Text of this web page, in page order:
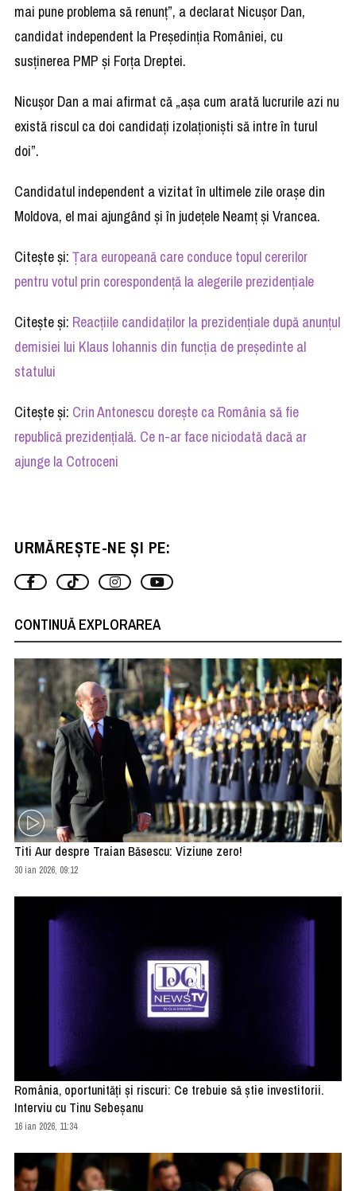
mai pune problema să renunţ”, a declarat Nicuşor Dan,
candidat independent la Preşedinţia României, cu
susţinerea PMP şi Forţa Dreptei.
Nicuşor Dan a mai afirmat că „aşa cum arată lucrurile azi nu
există riscul ca doi candidaţi izolaţionişti să intre în turul
doi”.
Candidatul independent a vizitat în ultimele zile oraşe din
Moldova, el mai ajungând şi în judeţele Neamţ şi Vrancea.
Citește și:Țara europeană care conduce topul cererilor
pentru votul prin corespondență la alegerile prezidențiale
Citește și: Reacțiile candidaților la prezidențiale după anunțul
demisiei lui Klaus Iohannis din funcția de președinte al
statului
Citește și: Crin Antonescu dorește ca România să fie
republică prezidențială. Ce n-ar face niciodată dacă ar
ajunge la Cotroceni
URMĂREȘTE-NE ȘI PE:
CONTINUĂ EXPLORAREA
Titi Aur despre Traian Băsescu: Viziune zero!
30 ian 2026, 09:12
România, oportunități și riscuri: Ce trebuie să știe investitorii.
Interviu cu Tinu Sebeșanu
16 ian 2026, 11:34